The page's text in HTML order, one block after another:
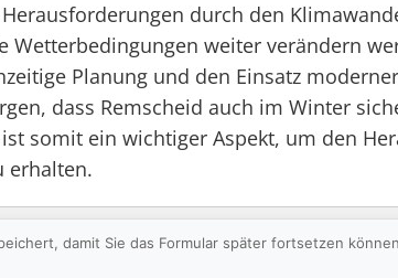
durch den
Wetterbedingungen weiter verändern
Planung und den Einsatz
dass Remscheid auch im Winter
somit ein wichtiger Aspekt, um den
erhalten.
damit Sie das Formular später fortsetzen